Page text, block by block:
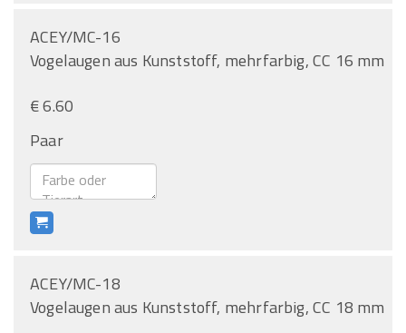
ACEY/MC-16
Vogelaugen aus Kunststoff, mehrfarbig, CC 16 mm
€ 6.60
Paar
ACEY/MC-18
Vogelaugen aus Kunststoff, mehrfarbig, CC 18 mm